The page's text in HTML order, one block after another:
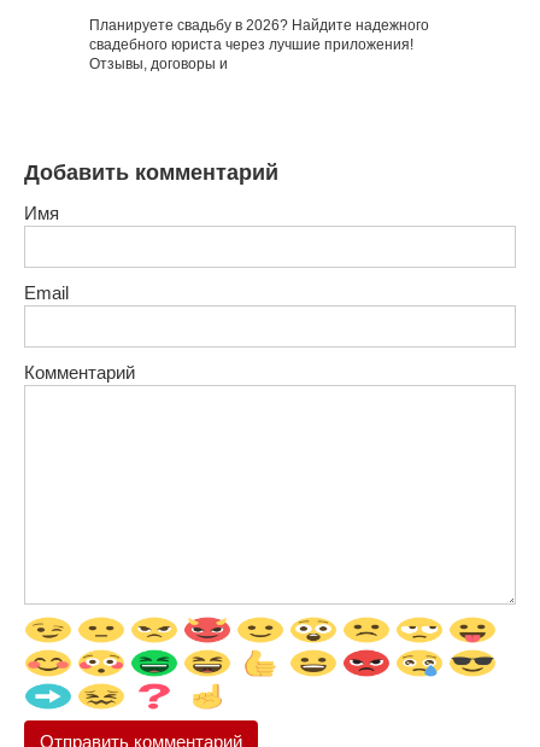
Планируете свадьбу в 2026? Найдите надежного
свадебного юриста через лучшие приложения!
Отзывы, договоры и
Добавить комментарий
Имя
Email
Комментарий